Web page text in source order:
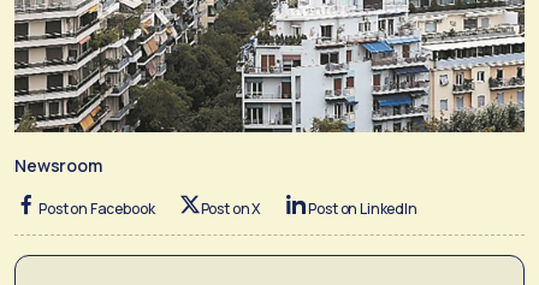
Newsroom
Post on Facebook Post on X Post on LinkedIn